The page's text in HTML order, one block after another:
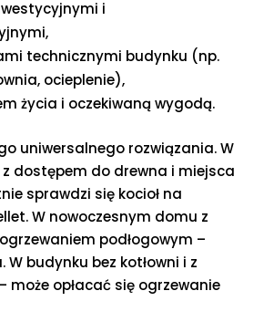
i
technicznymi budynku (np.
ocieplenie),
życia i oczekiwaną wygodą.
uniwersalnego rozwiązania. W
dostępem do drewna i miejsca
sprawdzi się kocioł na
W nowoczesnym domu z
podłogowym –
W budynku bez kotłowni i z
może opłacać się ogrzewanie